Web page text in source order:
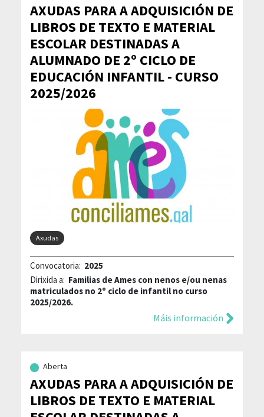
AXUDAS PARA A ADQUISICIÓN DE
LIBROS DE TEXTO E MATERIAL
ESCOLAR DESTINADAS A
ALUMNADO DE 2º CICLO DE
EDUCACIÓN INFANTIL - CURSO
2025/2026
Axudas
Convocatoria: 2025
Dirixida a: Familias de Ames con nenos e/ou nenas
matriculados no 2º ciclo de infantil no curso
2025/2026.
Máis información
Aberta
AXUDAS PARA A ADQUISICIÓN DE
LIBROS DE TEXTO E MATERIAL